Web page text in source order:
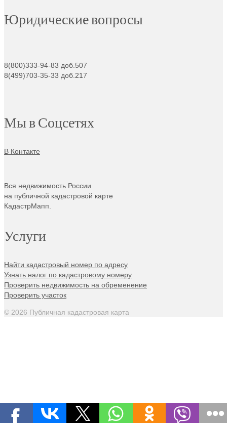
Юридические вопросы
8(800)333-94-83 доб.507
8(499)703-35-33 доб.217
Мы в Соцсетях
В Контакте
Вся недвижимость России
на публичной кадастровой карте
КадастрМапп.
Услуги
Найти кадастровый номер по адресу
Узнать налог по кадастровому номеру
Проверить недвижимость на обременение
Проверить участок
© 2026 Публичная кадастровая карта